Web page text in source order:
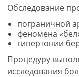
Обследование
пограничной
феномена
гипертонии
Процедуру
исследования